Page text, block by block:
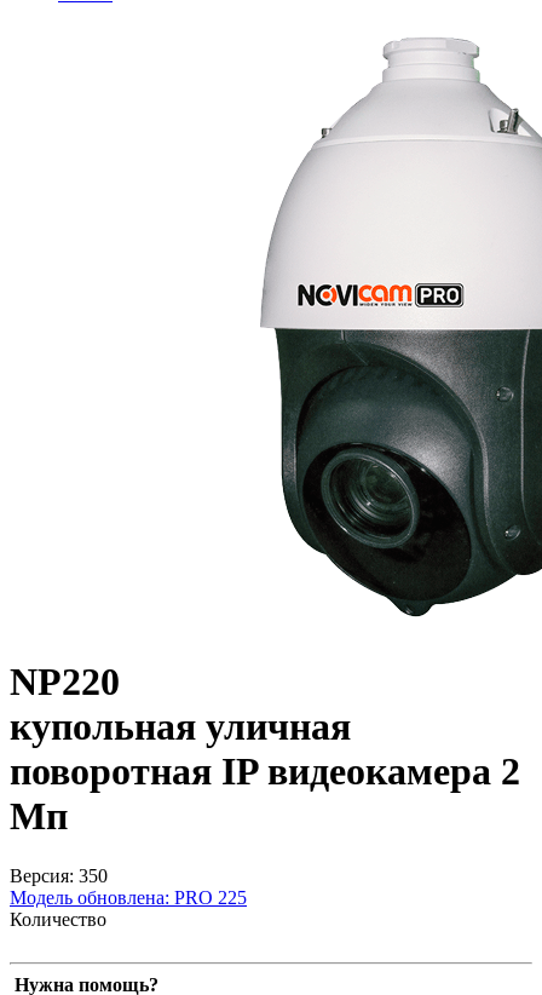
NP220
купольная уличная
поворотная IP видеокамера 2
Мп
Версия: 350
Модель обновлена: PRO 225
Количество
Нужна помощь?